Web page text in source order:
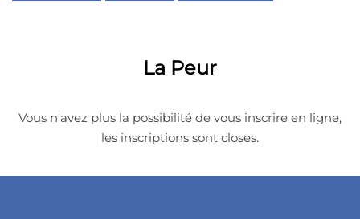
La Peur
Vous n'avez plus la possibilité de vous inscrire en ligne,
les inscriptions sont closes.